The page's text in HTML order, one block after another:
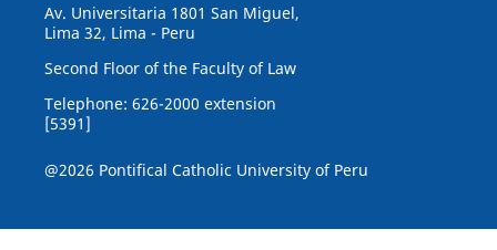
Av. Universitaria 1801 San Miguel,
Lima 32, Lima - Peru
Second Floor of the Faculty of Law
Telephone: 626-2000 extension
[5391]
@2026 Pontifical Catholic University of Peru